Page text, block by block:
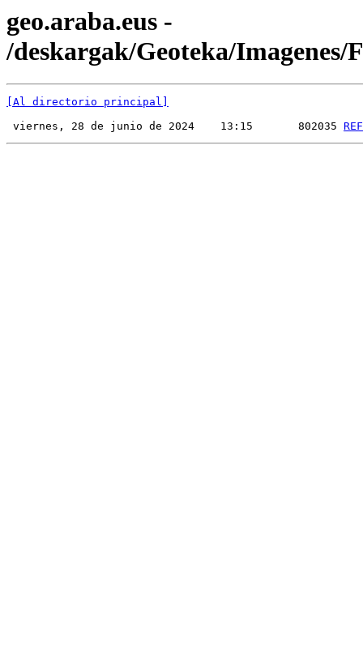
geo.araba.eus -
/deskargak/Geoteka/Imagenes/
[Al directorio principal]
viernes, 28 de junio de 2024    13:15       802035